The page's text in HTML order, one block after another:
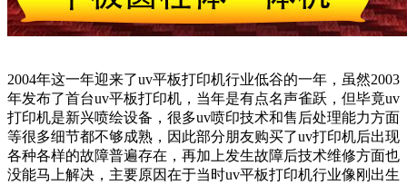
2004年这一年迎来了uv平板打印机行业低谷的一年，虽然2003
年发布了首台uv平板打印机，当年是有点名声雀跃，但毕竟uv
打印机是新兴喷绘设备，很多uv喷印技术和售后处理能力方面
等很多细节都不够成熟，因此部分朋友购买了uv打印机后出现
各种各样的故障普遍存在，再加上发生故障后技术维修方面也
没能马上解决，主要原因在于当时uv平板打印机行业像刚出生